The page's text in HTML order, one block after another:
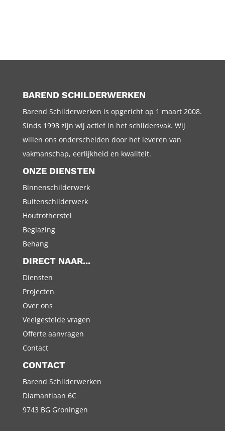
BAREND SCHILDERWERKEN
Barend Schilderwerken is opgericht op 1 maart 2008.
Sinds 1998 zijn wij actief in het schildersvak. Wij
willen ons onderscheiden door het leveren van
vakmanschap, eerlijkheid en kwaliteit.
ONZE DIENSTEN
Binnenschilderwerk
Buitenschilderwerk
Houtrotherstel
Beglazing
Behang
DIRECT NAAR...
Diensten
Projecten
Over ons
Veelgestelde vragen
Offerte aanvragen
Contact
CONTACT
Barend Schilderwerken
Diamantlaan 6C
9743 BG Groningen